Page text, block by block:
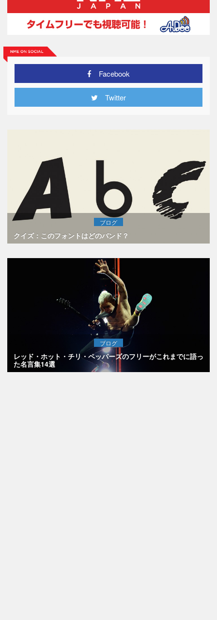
Facebook
Twitter
ブログ
クイズ：このフォントはどのバンド？
ブログ
レッド・ホット・チリ・ペッパーズのフリーがこれまでに語っ
た名言集14選